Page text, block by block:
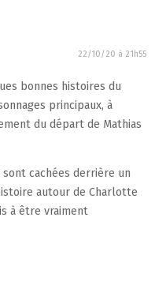
22/10/20 à 21h55
bonnes histoires du
principaux, à
du départ de Mathias
cachées derrière un
autour de Charlotte
à être vraiment